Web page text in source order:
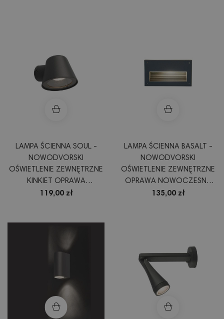
LAMPA ŚCIENNA SOUL -
NOWODVORSKI
OŚWIETLENIE ZEWNĘTRZNE
KINKIET OPRAWA
NOWOCZESNA KOLOR
119,00 zł
LAMPA ŚCIENNA BASALT -
NOWODVORSKI
OŚWIETLENIE ZEWNĘTRZNE
OPRAWA NOWOCZESNA
KOLOR GRAFIT
135,00 zł